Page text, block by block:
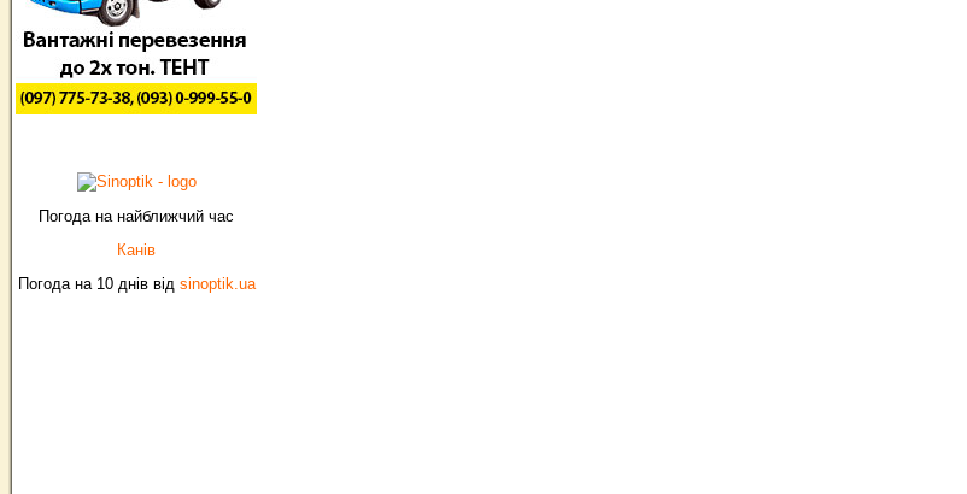
Погода на найближчий час
Канів
Погода на 10 днів від sinoptik.ua